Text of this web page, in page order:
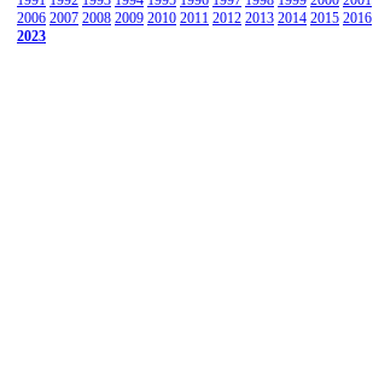
2006 2007 2008 2009 2010 2011 2012 2013 2014 2015 2016
2023